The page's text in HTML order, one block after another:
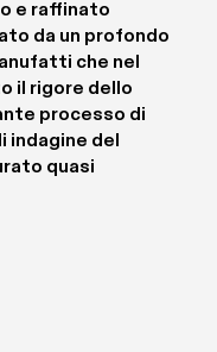
e raffinato
da un profondo
che nel
il rigore dello
processo di
indagine del
quasi